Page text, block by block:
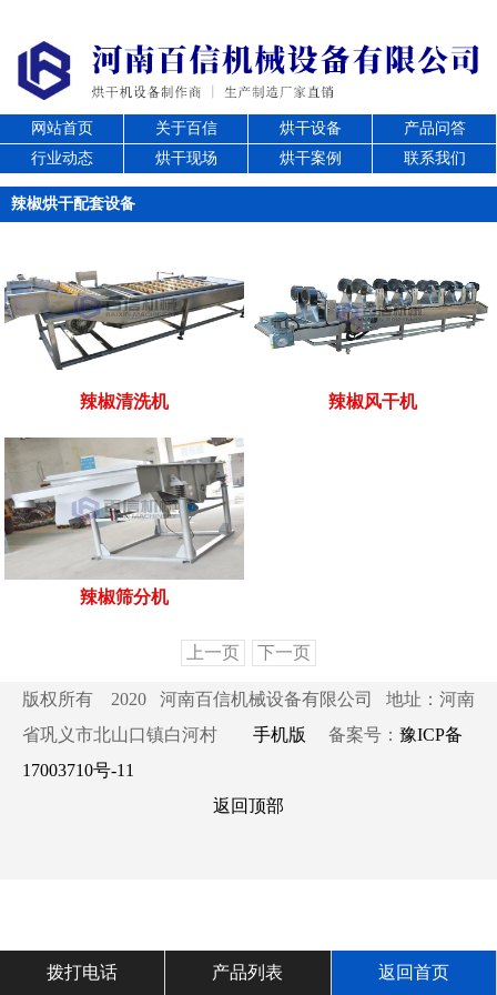
网站首页 关于百信 烘干设备
产品问答
行业动态
烘干现场 烘干案例 联系我们
辣椒烘干配套设备
辣椒清洗机 辣椒风干机
辣椒筛分机
上一页 下一页
版权所有 2020 河南百信机械设备有限公司 地址：河南
省巩义市北山口镇白河村 手机版 备案号： 豫ICP备
17003710号-11
返回顶部
拨打电话 产品列表 返回首页